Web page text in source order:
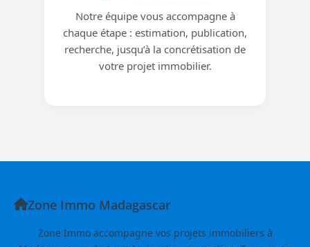
Notre équipe vous accompagne à
chaque étape : estimation, publication,
recherche, jusqu’à la concrétisation de
votre projet immobilier.
Zone Immo Madagascar
Zone Immo accompagne vos projets immobiliers à